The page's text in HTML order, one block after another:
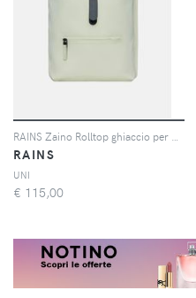
RAINS Zaino Rolltop ghiaccio per uomo e donna
RAINS
UNI
€ 115,00